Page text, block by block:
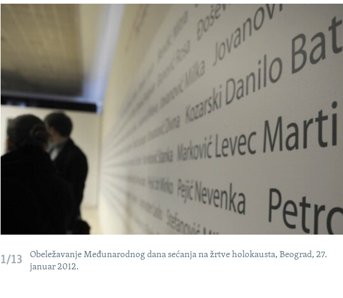
1/13
Obeležavanje Međunarodnog dana sećanja na žrtve holokausta, Beograd, 27.
januar 2012.